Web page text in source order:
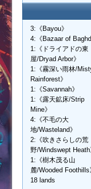
3:《Bayou》
4:《Bazaar of
1:《ドライアドの東
屋/Dryad Arbor》
1:《霧深い雨林/
Rainforest》
1:《Savannah》
1:《露天鉱床/Strip
Mine》
4:《不毛の大
地/Wasteland》
2:《吹きさらしの荒
野/Windswept Heath
1:《樹木茂る山
麓/Wooded Foothills
18 lands